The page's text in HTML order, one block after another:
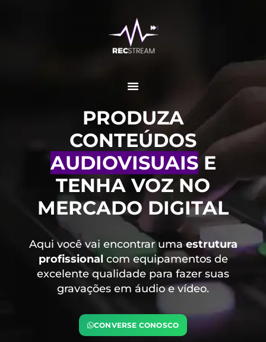
PRODUZA
CONTEÚDOS
AUDIOVISUAISE
TENHA VOZ NO
MERCADO DIGITAL
Aqui você vai encontrar uma estrutura
profissional com equipamentos de
excelente qualidade para fazer suas
gravações em áudio e vídeo.
CONVERSE CONOSCO